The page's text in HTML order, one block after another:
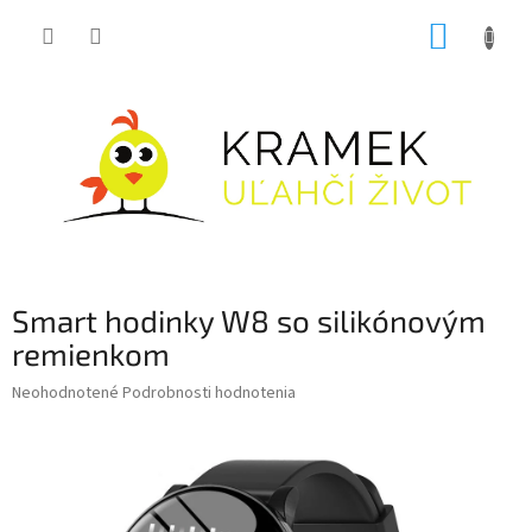
Smart hodinky W8 so silikónovým
remienkom
Priemerné
Neohodnotené Podrobnosti hodnotenia